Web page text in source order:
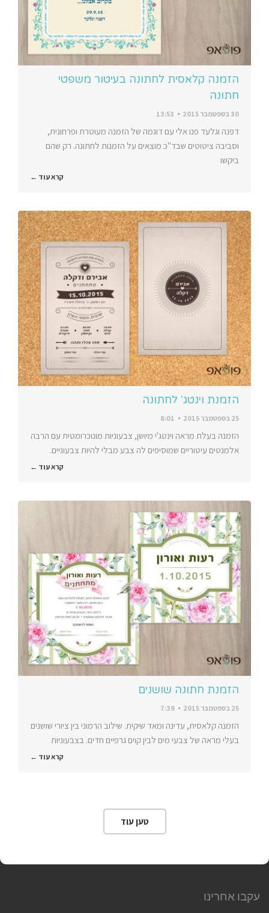
הזמנה קלאסית לחתונה בעיטור משפטי
חתונה
30 בספטמבר 2015 13:53
דפנה וגלעד פנו אלי עם דוגמה של הזמנה מעוטרת ופרחונית,
וסביבה ציטוטים שבד"כ מוצאים על הזמנות לחתונה. רק שהם
ביקשו
קרא עוד ←
הזמנת וינטג' לחתונה
25 בספטמבר 2015 8:01
הזמנה בעלת מראה וינטג'י מיושן, צבעוניות מונוכרומטית עם הרבה
אלמנטים עיטוריים שמוסיפים לה צבע מבלי להיות צבעוניים.
קרא עוד ←
הזמנת חתונה שושנים
25 בספטמבר 2015 7:39
הזמנה קלאסית, עדינה ומאד שיקית. שילוב הרמוני בין ציורי שושנים
בעלי מראה של צבעי מים לבין קוים גרפיים חדים. בצבעוניות
קרא עוד ←
טען עוד
עקבו אחרינו